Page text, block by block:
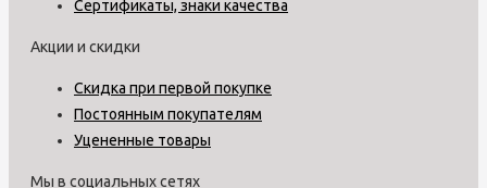
Сертификаты, знаки качества
Акции и скидки
Скидка при первой покупке
Постоянным покупателям
Уцененные товары
Мы в социальных сетях